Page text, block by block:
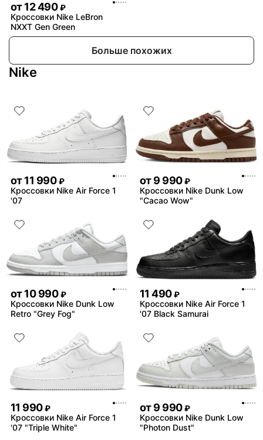
от12 490 ₽
Кроссовки Nike LeBron
NXXT Gen Green
Больше похожих
Nike
от11 990 ₽
Кроссовки Nike Air Force 1
'07
от9 990 ₽
Кроссовки Nike Dunk Low
"Cacao Wow"
от10 990 ₽
Кроссовки Nike Dunk Low
Retro "Grey Fog"
11 490 ₽
Кроссовки Nike Air Force 1
'07 Black Samurai
11 990 ₽
Кроссовки Nike Air Force 1
'07 "Triple White"
от9 990 ₽
Кроссовки Nike Dunk Low
"Photon Dust"